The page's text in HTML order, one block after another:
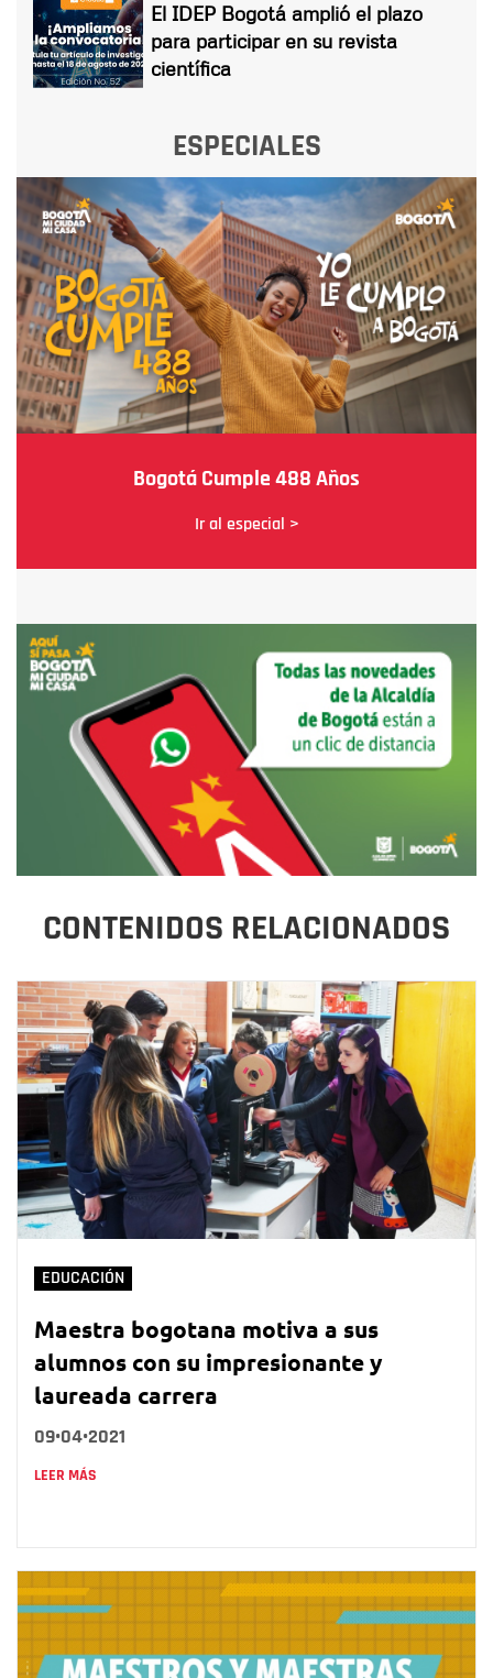
El IDEP Bogotá amplió el plazo
para participar en su revista
científica
ESPECIALES
Bogotá Cumple 488 Años
Ir al especial >
CONTENIDOS RELACIONADOS
EDUCACIÓN
Maestra bogotana motiva a sus
alumnos con su impresionante y
laureada carrera
09•04•2021
LEER MÁS